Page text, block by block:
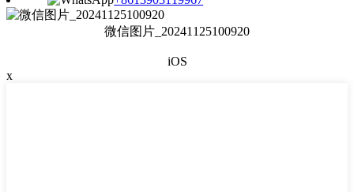
微信图片_20241125100920
iOS
x